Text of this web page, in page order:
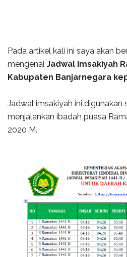
Pada artikel kali ini saya akan
mengenai Jadwal Imsakiyah
Kabupaten Banjarnegara
Jadwal imsakiyah ini
menjalankan ibadah puasa
2020 M.